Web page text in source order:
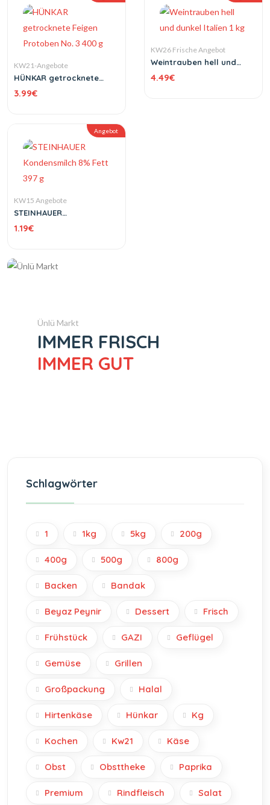
KW21-Angebote
HÜNKAR getrocknete
400 g
3.99€
KW26 Frische Angebot
Weintrauben hell und
4.49€
Angebot
KW15 Angebote
STEINHAUER
g
1.19€
Ünlü Markt
IMMER FRISCH
IMMER GUT
Schlagwörter
1 1kg 5kg 200g
400g 500g 800g
Backen Bandak
Beyaz Peynir Dessert Frisch
Frühstück GAZI Geflügel
Gemüse Grillen
Großpackung Halal
Hirtenkäse Hünkar Kg
Kochen Kw21 Käse
Obst Obsttheke Paprika
Premium Rindfleisch Salat